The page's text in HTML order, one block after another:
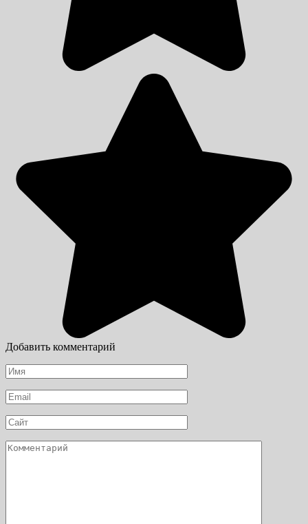
Добавить комментарий
Имя
*
Email
*
Сайт
Комментарий